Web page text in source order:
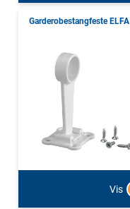
Garderobestangfeste ELFA
Vis